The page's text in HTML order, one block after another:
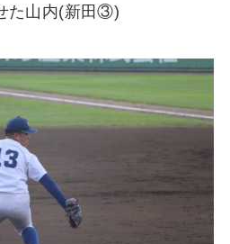
た山内(新田③)